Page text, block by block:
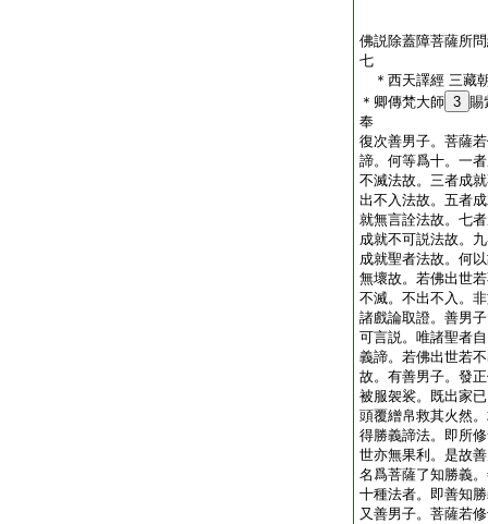
佛説除蓋障菩薩所
七
＊西天譯經 三藏
＊卿傳梵大師 3 賜
奉
復次善男子。菩薩
諦。何等爲十。一
不滅法故。三者成
出不入法故。五者
就無言詮法故。七
成就不可説法故。
成就聖者法故。何
無壞故。若佛出世
不滅。不出不入。
諸戲論取證。善男
可言説。唯諸聖者
義諦。若佛出世若
故。有善男子。發
被服袈裟。既出家
頭覆繒帛救其火然
得勝義諦法。即所
世亦無果利。是故
名爲菩薩了知勝義
十種法者。即善知
又善男子。菩薩若